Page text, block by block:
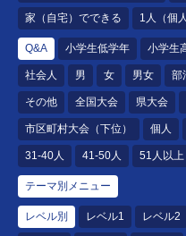
家（自宅）でできる 1人（個
Q&A 小学生低学年 小学生
社会人 男 女 男女 部
その他 全国大会 県大会
市区町村大会（下位） 個人
31-40人 41-50人 51人以上
テーマ別メニュー
レベル別 レベル1 レベル2